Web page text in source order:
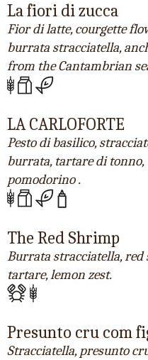
La fiori di zucca
Fior di latte, courgette
burrata stracciatella,
from the Cantambrian
LA CARLOFORTE
Pesto di basilico,
burrata, tartare di tonno,
pomodorino .
The Red Shrimp
Burrata stracciatella,
tartare, lemon zest.
Presunto cru com
Stracciatella, presunto